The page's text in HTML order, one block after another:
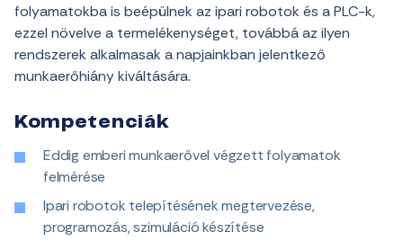
folyamatokba is beépülnek az ipari robotok és a PLC-k,
ezzel növelve a termelékenységet, továbbá az ilyen
rendszerek alkalmasak a napjainkban jelentkező
munkaerőhiány kiváltására.
Kompetenciák
Eddig emberi munkaerővel végzett folyamatok
felmérése
Ipari robotok telepítésének megtervezése,
programozás, szimuláció készítése